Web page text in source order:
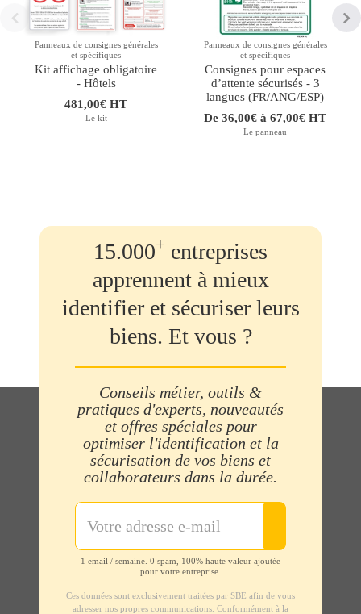
Panneaux de consignes générales
et spécifiques
Kit affichage obligatoire
- Hôtels
481,00€ HT
Le kit
Panneaux de consignes générales
et spécifiques
Consignes pour espaces
d’attente sécurisés - 3
langues (FR/ANG/ESP)
De 36,00€ à 67,00€ HT
Le panneau
15.000+ entreprises
apprennent à mieux
identifier et sécuriser leurs
biens. Et vous ?
Conseils métier, outils &
pratiques d'experts, nouveautés
et offres spéciales pour
optimiser l'identification et la
sécurisation de vos biens et
collaborateurs dans la durée.
1 email / semaine. 0 spam, 100% haute valeur ajoutée
pour votre entreprise.
Ces données sont exclusivement traitées par SBE afin de vous
adresser nos propres communications. Conformément à la